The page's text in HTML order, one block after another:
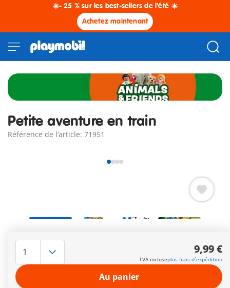
☀️- 25 % sur les best-sellers de l'été ☀️
Achetez maintenant
Petite aventure en train
Référence de l’article: 71951
animaux farceurs – s'amuser est la priorité ! Une locomotive
amusante avec des wagons colorés, où chaque animal a
trouvé sa place pour faire un voyage palpitant dans le monde
desAmis des Animaux.
Autres informations
9,99 €
TVA incluseplus frais d´expédition
Au panier